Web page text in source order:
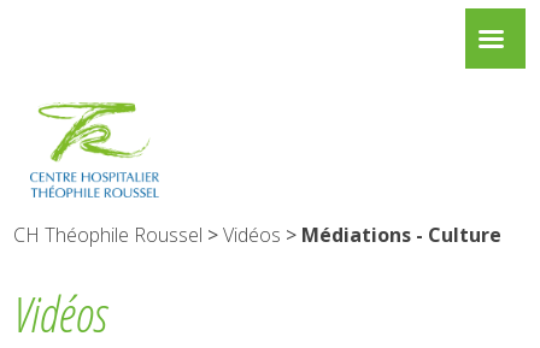
CH Théophile Roussel >Vidéos > Médiations - Culture
Vidéos